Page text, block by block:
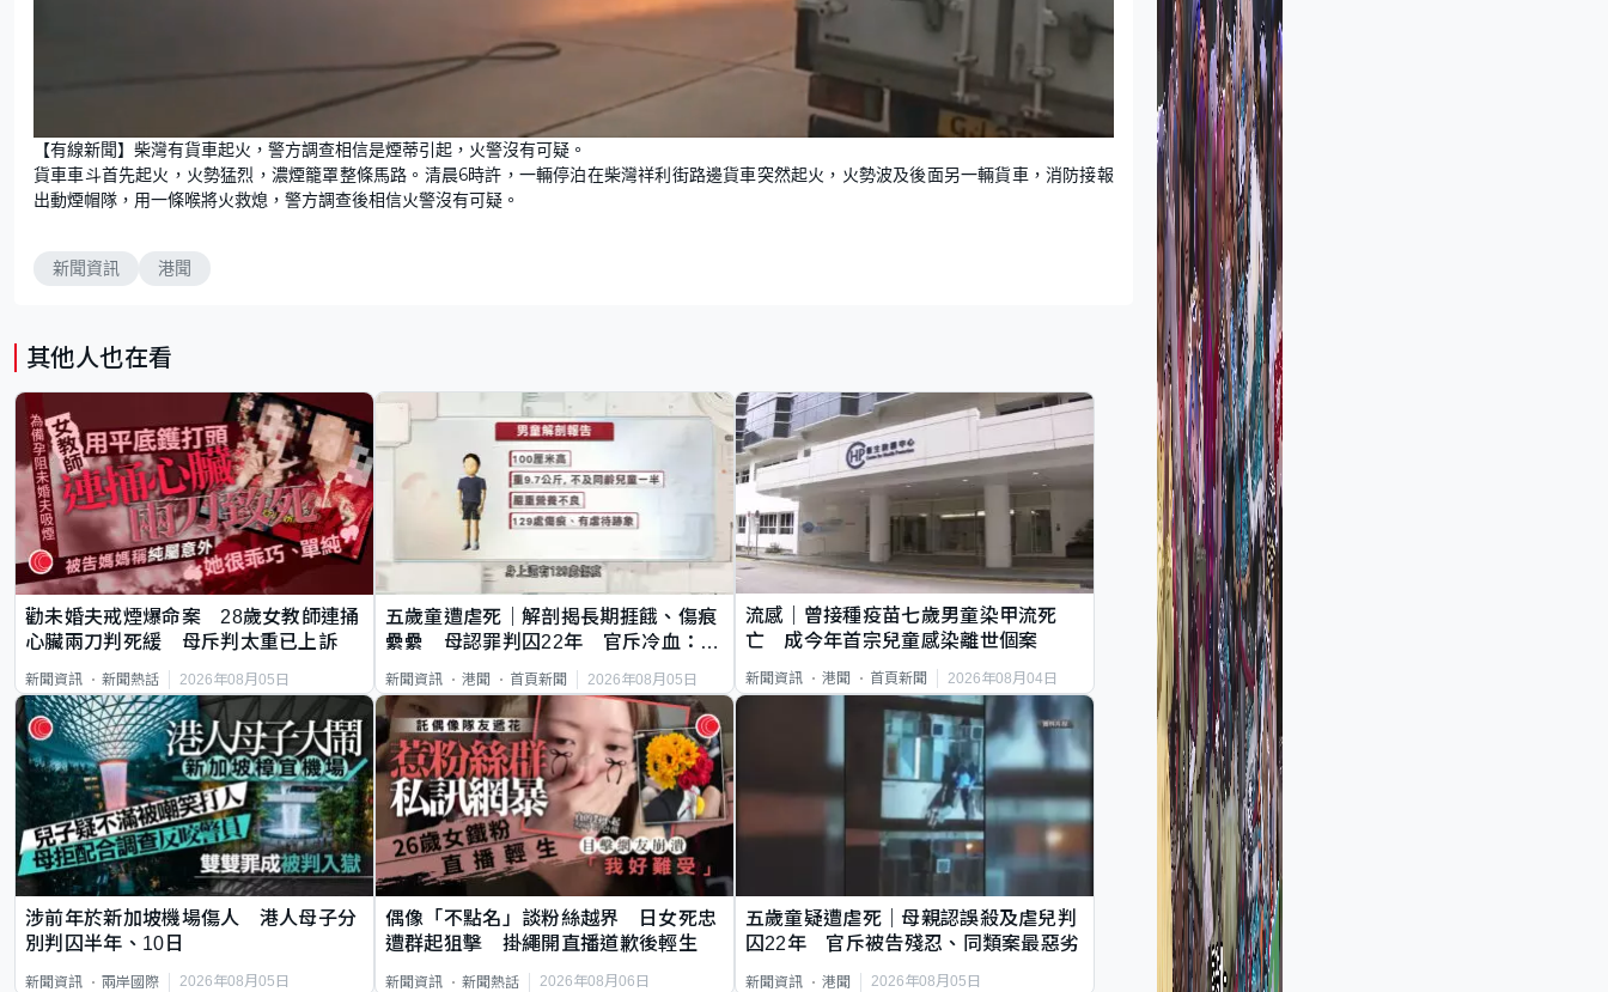
n
m
u
t
e
L
o
a
d
e
d
【有線新聞】柴灣有貨車起火，警方調查相信是煙蒂引起，火警沒有可疑。
貨車車斗首先起火，火勢猛烈，濃煙籠罩整條馬路。清晨6時許，一輛停泊在柴灣祥利街路邊貨車突然起火，火勢波及後面另一輛貨車，消防接報
出動煙帽隊，用一條喉將火救熄，警方調查後相信火警沒有可疑。
新聞資訊 港聞
其他人也在看
勸未婚夫戒煙爆命案 28歲女教師連捅
心臟兩刀判死緩 母斥判太重已上訴
新聞資訊 新聞熱話 2026年08月05日
五歲童遭虐死｜解剖揭長期捱餓、傷痕
纍纍 母認罪判囚22年 官斥冷血：同
類案最惡劣
新聞資訊 港聞 首頁新聞 2026年08月05日
流感｜曾接種疫苗七歲男童染甲流死
亡 成今年首宗兒童感染離世個案
新聞資訊 港聞 首頁新聞 2026年08月04日
涉前年於新加坡機場傷人 港人母子分
別判囚半年、10日
新聞資訊 兩岸國際 2026年08月05日
偶像「不點名」談粉絲越界 日女死忠
遭群起狙擊 掛繩開直播道歉後輕生
新聞資訊 新聞熱話 2026年08月06日
五歲童疑遭虐死｜母親認誤殺及虐兒判
囚22年 官斥被告殘忍、同類案最惡劣
新聞資訊 港聞 2026年08月05日